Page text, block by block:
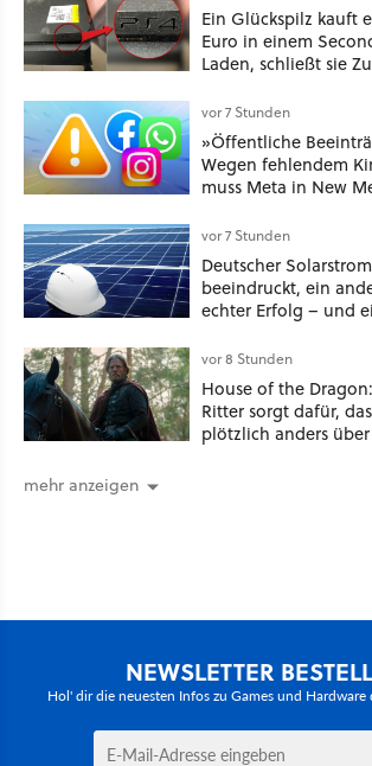
Ein Glückspilz kauft
Euro in einem
Laden, schließt sie
funktionierende
GameStar]
vor 7 Stunden
»Öffentliche
Wegen fehlendem
muss Meta in New
vor 7 Stunden
Deutscher
beeindruckt, ein
echter Erfolg – und
jede Zahl
vor 8 Stunden
House of the
Ritter sorgt dafür,
plötzlich anders
mehr anzeigen
NEWSLETTER
Hol' dir die neuesten Infos zu Games und